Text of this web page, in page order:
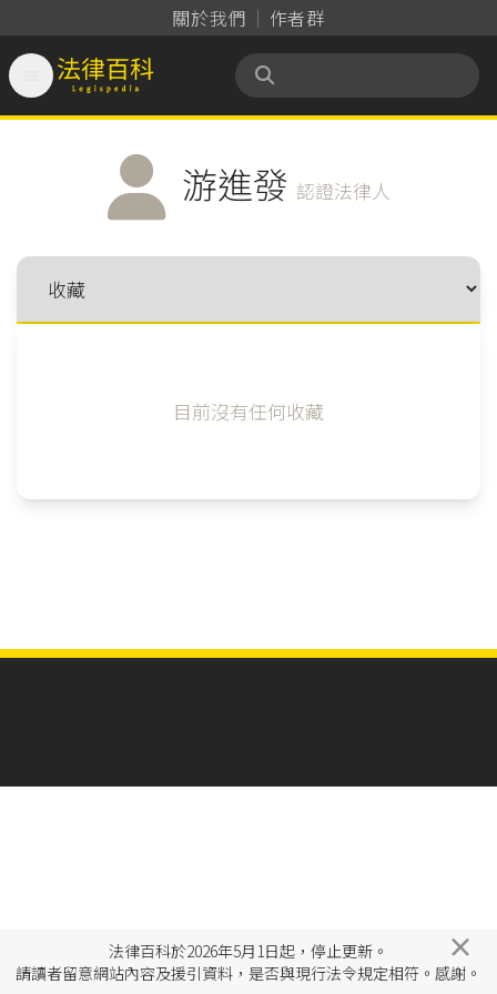
關於我們 作者群
法律百科 Legispedia
游進發 認證法律人
目前沒有任何收藏
法律百科於2026年5月1日起，停止更新。
請讀者留意網站內容及援引資料，是否與現行法令規定相符。感謝。
×